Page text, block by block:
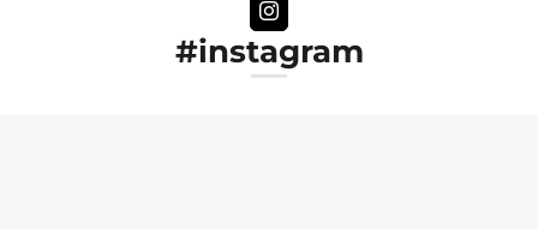
#instagram